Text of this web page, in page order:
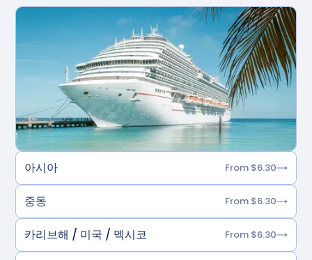
아시아 From $6.30
중동 From $6.30
카리브해 / 미국 / 멕시코 From $6.30